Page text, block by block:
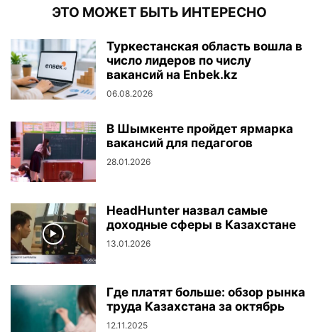
ЭТО МОЖЕТ БЫТЬ ИНТЕРЕСНО
Туркестанская область вошла в
число лидеров по числу
вакансий на Enbek.kz
06.08.2026
В Шымкенте пройдет ярмарка
вакансий для педагогов
28.01.2026
HeadHunter назвал самые
доходные сферы в Казахстане
13.01.2026
Где платят больше: обзор рынка
труда Казахстана за октябрь
12.11.2025